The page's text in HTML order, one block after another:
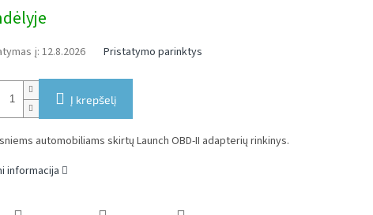
į:12.8.2026 Pristatymo parinktys
Į krepšelį
automobiliams skirtų Launch OBD-II adapterių rinkinys.
informacija